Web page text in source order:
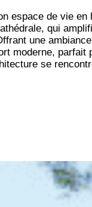
espace de vie en
qui
une
moderne, parfait
se